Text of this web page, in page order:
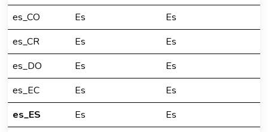
es_CO
Es
Es
es_CR
Es
Es
es_DO
Es
Es
es_EC
Es
Es
es_ES
Es
Es